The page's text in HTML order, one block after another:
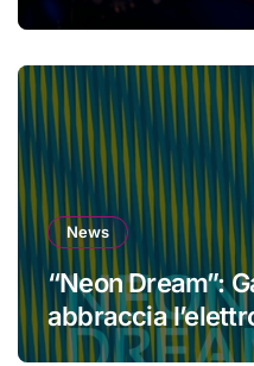
News
“Neon Dream”:
abbraccia
perdere la